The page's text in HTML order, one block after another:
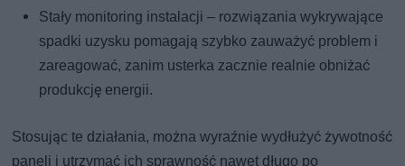
Stały monitoring instalacji – rozwiązania wykrywające
spadki uzysku pomagają szybko zauważyć problem i
zareagować, zanim usterka zacznie realnie obniżać
produkcję energii.
Stosując te działania, można wyraźnie wydłużyć żywotność
paneli i utrzymać ich sprawność nawet długo po